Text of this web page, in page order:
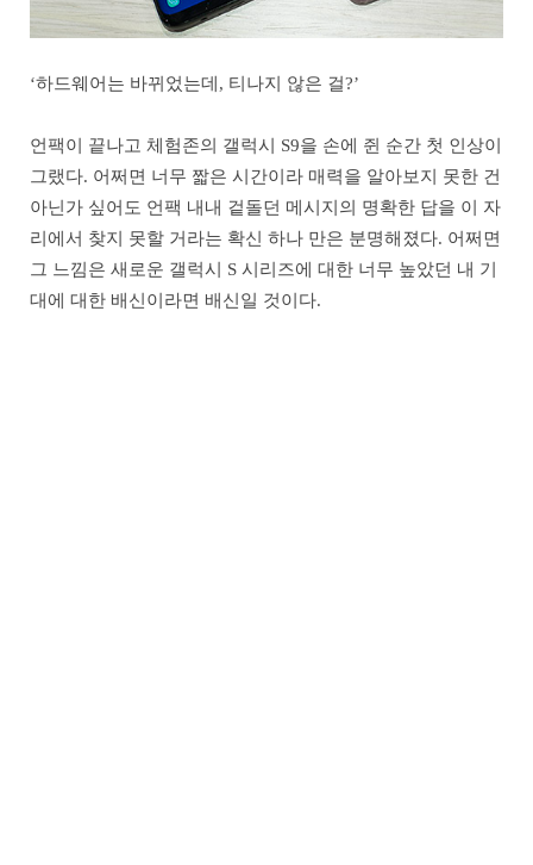
‘하드웨어는 바뀌었는데, 티나지 않은 걸?’
언팩이 끝나고 체험존의 갤럭시 S9을 손에 쥔 순간 첫 인상이
그랬다. 어쩌면 너무 짧은 시간이라 매력을 알아보지 못한 건
아닌가 싶어도 언팩 내내 겉돌던 메시지의 명확한 답을 이 자
리에서 찾지 못할 거라는 확신 하나 만은 분명해졌다. 어쩌면
그 느낌은 새로운 갤럭시 S 시리즈에 대한 너무 높았던 내 기
대에 대한 배신이라면 배신일 것이다.